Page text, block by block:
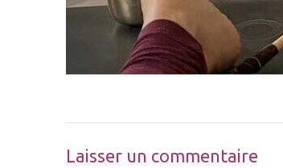
Laisser un commentaire